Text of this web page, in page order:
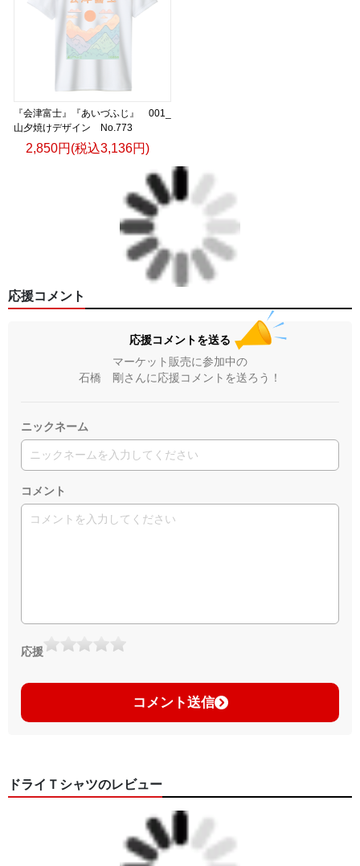
『会津富士』『あいづふじ』 001_
山夕焼けデザイン No.773
2,850円(税込3,136円)
応援コメント
応援コメントを送る
マーケット販売に参加中の
石橋 剛さんに応援コメントを送ろう！
ニックネーム
コメント
応援
コメント送信
ドライＴシャツのレビュー